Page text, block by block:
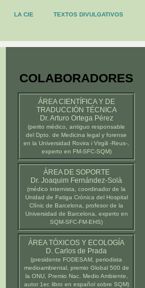
LA CIE TEXTOS DIVULGATIVOS
COLABORADORES
ÁREA CIENTÍFICA Y DE
TRADUCCIÓN TÉCNICA
Dr. Arturo Ortega Pérez
(perito médico , antiguo responsable
del Dpto. de Medicina legal y forense
en la Universidad Rovira i Virgili -Reus-
experto en FM-SFC-SQM)
ÁREA DE SOPORTE
Dr. Joaquim Fernández-Solà
(médico internista, coordinador de la
Unidad de Fatiga Crónica del Hospital
Clínic de Barcelona , profesor de la
Universidad de Barcelona , experto en
SQM-SFC-FM-EHS)
ÁREA TÓXICOS Y ECOLOGÍA
D. Carlos de Prada
(presidente FODESAM , periodista
medioambiental, premio Global 500 de
la ONU, Premio Nac. Medio Ambiente,
autor 1er. libro en español sobre SQM)